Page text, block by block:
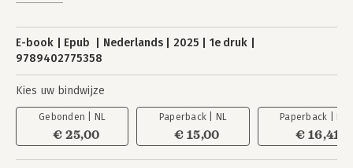
E-book Epub Nederlands 2025
1e druk
9789402775358
Kies uw bindwijze
Gebonden | NL
€ 25,00
Paperback | NL
€ 15,00
Paperback | EN
€ 16,41